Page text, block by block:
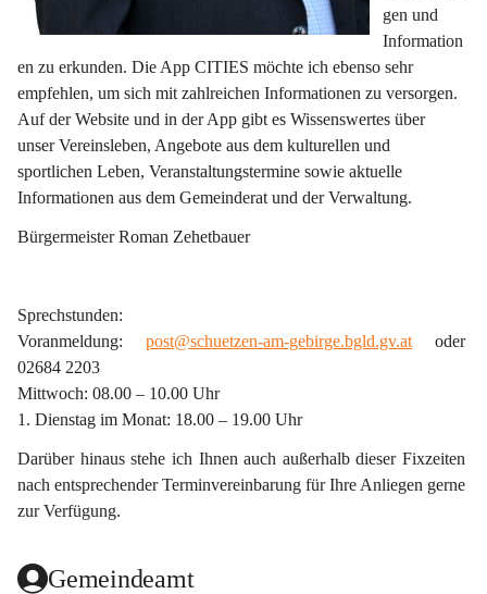
gen und
Information
en zu erkunden. Die App CITIES möchte ich ebenso sehr
empfehlen, um sich mit zahlreichen Informationen zu versorgen.
Auf der Website und in der App gibt es Wissenswertes über
unser Vereinsleben, Angebote aus dem kulturellen und
sportlichen Leben, Veranstaltungstermine sowie aktuelle
Informationen aus dem Gemeinderat und der Verwaltung.
Bürgermeister Roman Zehetbauer
Sprechstunden:
Voranmeldung: post@schuetzen-am-gebirge.bgld.gv.at oder
02684 2203
Mittwoch: 08.00 – 10.00 Uhr
1. Dienstag im Monat: 18.00 – 19.00 Uhr
Darüber hinaus stehe ich Ihnen auch außerhalb dieser Fixzeiten
nach entsprechender Terminvereinbarung für Ihre Anliegen gerne
zur Verfügung.
Gemeindeamt